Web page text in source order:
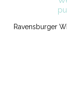
Ravensburger